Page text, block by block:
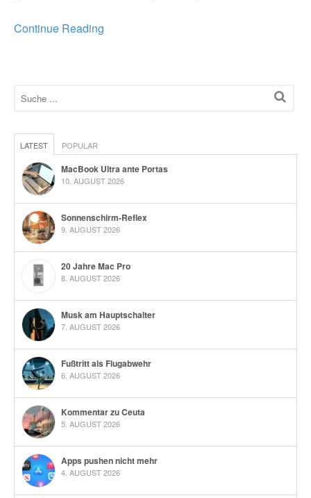
Continue Reading
LATEST POPULAR
MacBook Ultra ante Portas
10. AUGUST 2026
Sonnenschirm-Reflex
9. AUGUST 2026
20 Jahre Mac Pro
8. AUGUST 2026
Musk am Hauptschalter
7. AUGUST 2026
Fußtritt als Flugabwehr
6. AUGUST 2026
Kommentar zu Ceuta
5. AUGUST 2026
Apps pushen nicht mehr
4. AUGUST 2026